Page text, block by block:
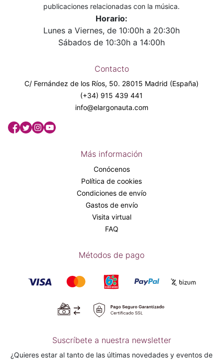
publicaciones relacionadas con la música.
Horario:
Lunes a Viernes, de 10:00h a 20:30h
Sábados de 10:30h a 14:00h
Contacto
C/ Fernández de los Ríos, 50. 28015 Madrid (España)
(+34) 915 439 441
info@elargonauta.com
Más información
Conócenos
Política de cookies
Condiciones de envío
Gastos de envío
Visita virtual
FAQ
Métodos de pago
Suscríbete a nuestra newsletter
¿Quieres estar al tanto de las últimas novedades y eventos de